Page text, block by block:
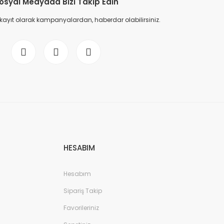
olarak kampanyalardan, haberdar olabilirsiniz.
HESABIM
Hesabım
Sipariş Takip
Favorileriniz